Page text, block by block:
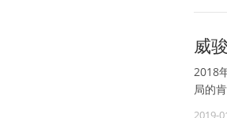
威
2018
局的
2019-